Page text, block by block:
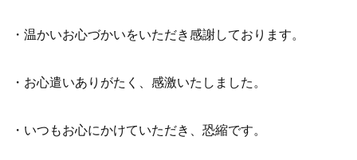
・温かいお心づかいをいただき感謝しております。
・お心遣いありがたく、感激いたしました。
・いつもお心にかけていただき、恐縮です。